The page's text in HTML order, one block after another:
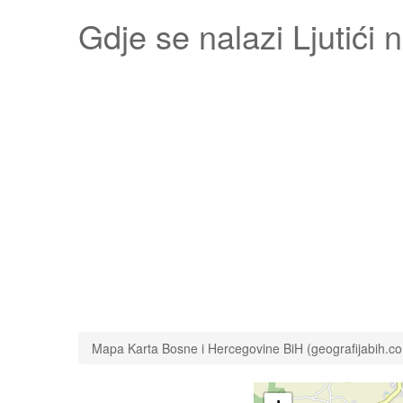
Gdje se nalazi Ljutići
Mapa Karta Bosne i Hercegovine BiH